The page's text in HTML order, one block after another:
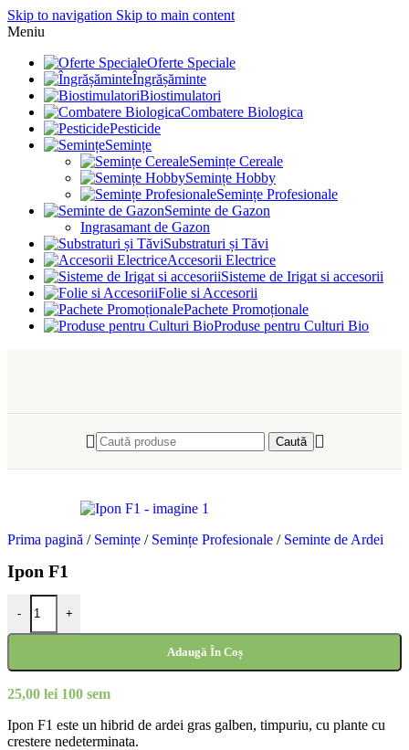
Skip to navigation Skip to main content
Meniu
Oferte Speciale
Îngrășăminte
Biostimulatori
Combatere Biologica
Pesticide
Semințe
Semințe Cereale
Semințe Hobby
Semințe Profesionale
Seminte de Gazon
Ingrasamant de Gazon
Substraturi și Tăvi
Accesorii Electrice
Sisteme de Irigat si accesorii
Folie si Accesorii
Pachete Promoționale
Produse pentru Culturi Bio
Caută
Prima pagină / Semințe / Semințe Profesionale / Seminte de Ardei
Ipon F1
- +
Adaugă În Coș
25,00 lei 100 sem
Ipon F1 este un hibrid de ardei gras galben, timpuriu, cu plante cu
crestere nedeterminata.